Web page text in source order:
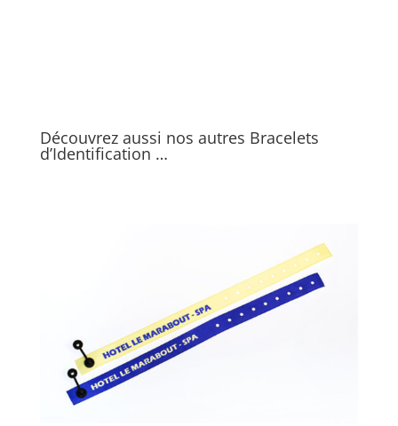
Découvrez aussi nos autres Bracelets
d’Identification …